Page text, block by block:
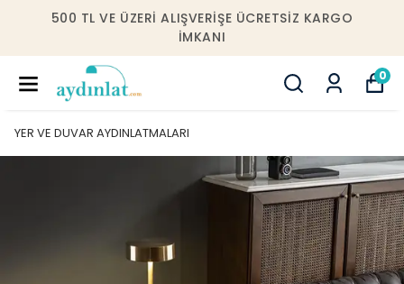
10000 TL VE ÜZERI ALIŞVERIŞLERDE İSTANBUL
IÇERISINDE ÜCRETSIZ MONTAJ!
0
YER VE DUVAR AYDINLATMALARI